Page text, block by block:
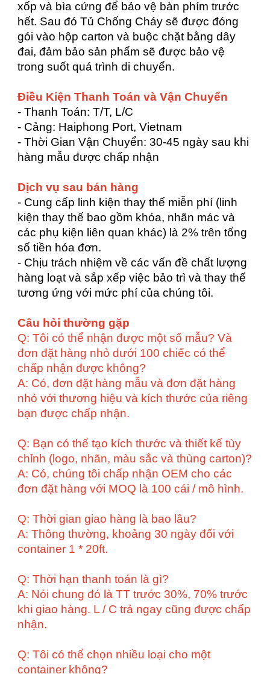
xốp và bìa cứng để bảo vệ bàn phím trước
hết. Sau đó Tủ Chống Cháy sẽ được đóng
gói vào hộp carton và buộc chặt bằng dây
đai, đảm bảo sản phẩm sẽ được bảo vệ
trong suốt quá trình di chuyển.
Điều Kiện Thanh Toán và Vận Chuyển
- Thanh Toán: T/T, L/C
- Cảng: Haiphong Port, Vietnam
- Thời Gian Vận Chuyển: 30-45 ngày sau khi
hàng mẫu được chấp nhận
Dịch vụ sau bán hàng
- Cung cấp linh kiện thay thế miễn phí (linh
kiện thay thế bao gồm khóa, nhãn mác và
các phụ kiện liên quan khác) là 2% trên tổng
số tiền hóa đơn.
- Chịu trách nhiệm về các vấn đề chất lượng
hàng loạt và sắp xếp việc bảo trì và thay thế
tương ứng với mức phí của chúng tôi.
Câu hỏi thường gặp
Q: Tôi có thể nhận được một số mẫu? Và
đơn đặt hàng nhỏ dưới 100 chiếc có thể
chấp nhận được không?
A: Có, đơn đặt hàng mẫu và đơn đặt hàng
nhỏ với thương hiệu và kích thước của riêng
bạn được chấp nhận.
Q: Bạn có thể tạo kích thước và thiết kế tùy
chỉnh (logo, nhãn, màu sắc và thùng carton)?
A: Có, chúng tôi chấp nhận OEM cho các
đơn đặt hàng với MOQ là 100 cái / mô hình.
Q: Thời gian giao hàng là bao lâu?
A: Thông thường, khoảng 30 ngày đối với
container 1 * 20ft.
Q: Thời hạn thanh toán là gì?
A: Nói chung đó là TT trước 30%, 70% trước
khi giao hàng. L / C trả ngay cũng được chấp
nhận.
Q: Tôi có thể chọn nhiều loại cho một
container không?